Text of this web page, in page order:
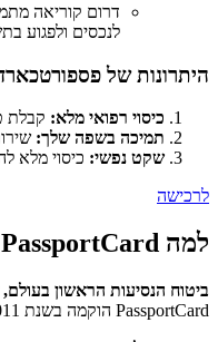
דרום קוריאה
לנכסים ולפגוע
היתרונות של
כיסוי רפואי מלא: קבלת
תמיכה בשפה שלך:
שקט נפשי: כיסוי מלא
לרכישה
למה PassportCard ?
ביטוח הנסיעות הראשון
PassportCard הוקמה בשנת 2011 והציגה פתרון חדשני ומהפכני בתחום ביטוחי הנסיעות לחו”ל: